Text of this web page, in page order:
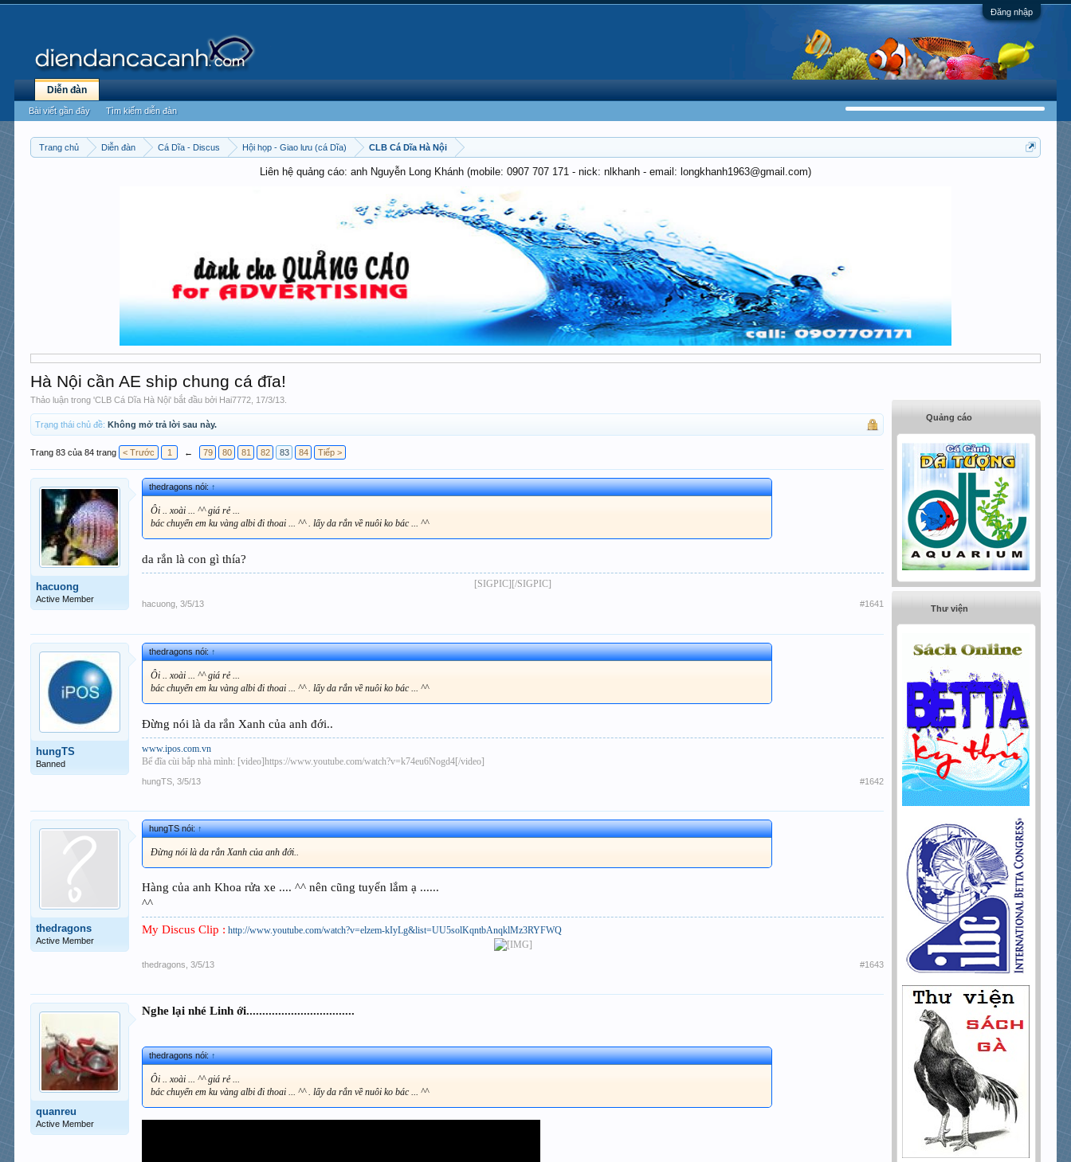
Đăng nhập
Trang chủ Diễn đàn Cá Dĩa - Discus Hội họp - Giao lưu (cá Dĩa) CLB Cá Dĩa Hà Nội
Liên hệ quảng cáo: anh Nguyễn Long Khánh (mobile: 0907 707 171 - nick: nlkhanh - email: longkhanh1963@gmail.com)
Hà Nội cần AE ship chung cá đĩa!
Thảo luận trong 'CLB Cá Dĩa Hà Nội' bắt đầu bởi Hai7772 17/3/13
Trạng thái chủ đề: Không mở trả lời sau này.
Trang 83 của 84 trang < Trước 1 ← 79 80 81 82 83 84 Tiếp >
hacuong
Active Member
thedragons nói:↑
Ôi .. xoài ... ^^ giá rẻ ...
bác chuyển em ku vàng albi đi thoai ... ^^ . lấy da rắn về nuôi ko bác ... ^^
da rắn là con gì thía?
[SIGPIC][/SIGPIC]​
hacuong 3/5/13 #1641
hungTS
Banned
thedragons nói:↑
Ôi .. xoài ... ^^ giá rẻ ...
bác chuyển em ku vàng albi đi thoai ... ^^ . lấy da rắn về nuôi ko bác ... ^^
Đừng nói là da rắn Xanh của anh đới..
www.ipos.com.vn
Bể đĩa cùi bắp nhà mình: [video]https://www.youtube.com/watch?v=k74eu6Nogd4[/video]
hungTS 3/5/13 #1642
thedragons
Active Member
hungTS nói:↑
Đừng nói là da rắn Xanh của anh đới..
Hàng của anh Khoa rửa xe .... ^^ nên cũng tuyển lắm ạ ......
^^
My Discus Clip : http://www.youtube.com/watch?v=elzem-kIyLg&list=UU5solKqntbAnqklMz3RYFWQ
thedragons 3/5/13 #1643
quanreu
Active Member
Nghe lại nhé Linh ới..................................
thedragons nói:↑
Ôi .. xoài ... ^^ giá rẻ ...
bác chuyển em ku vàng albi đi thoai ... ^^ . lấy da rắn về nuôi ko bác ... ^^
Quảng cáo
Thư viện
Diễn đàn
Bài viết gần đây Tìm kiếm diễn đàn